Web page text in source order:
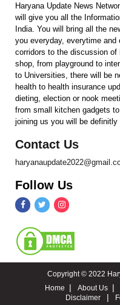
Haryana Update News
will give you all the
India. You will bring all the
you everyday, everytime and
corridors to the discussion
shop, from playground to
to Universities, there will be
health to health insurance
dieting, election or nook
from small kitchen gadgets
joining us you will be definitly
Contact Us
Follow Us
Copyright © 2022
Home
About Us
Disclaimer